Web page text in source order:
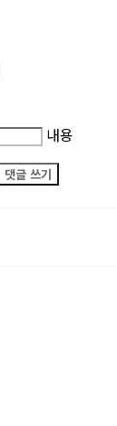
내용
댓글 쓰기